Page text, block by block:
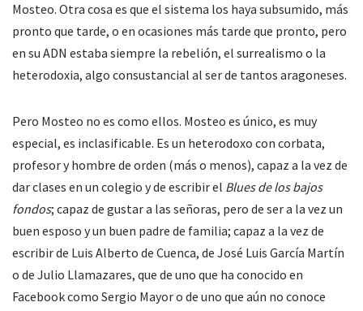
Mosteo. Otra cosa es que el sistema los haya subsumido, más
pronto que tarde, o en ocasiones más tarde que pronto, pero
en su ADN estaba siempre la rebelión, el surrealismo o la
heterodoxia, algo consustancial al ser de tantos aragoneses.
Pero Mosteo no es como ellos. Mosteo es único, es muy
especial, es inclasificable. Es un heterodoxo con corbata,
profesor y hombre de orden (más o menos), capaz a la vez de
dar clases en un colegio y de escribir el Blues de los bajos
fondos; capaz de gustar a las señoras, pero de ser a la vez un
buen esposo y un buen padre de familia; capaz a la vez de
escribir de Luis Alberto de Cuenca, de José Luis García Martín
o de Julio Llamazares, que de uno que ha conocido en
Facebook como Sergio Mayor o de uno que aún no conoce